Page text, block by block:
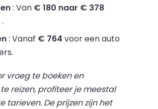
: Van € 180 naar € 378
.
: Vanaf € 764 voor een auto
vroeg te boeken en
reizen, profiteer je meestal
tarieven. De prijzen zijn het